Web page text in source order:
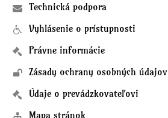
Technická podpora
Vyhlásenie o prístupnosti
Právne informácie
Zásady ochrany osobných údajov
Údaje o prevádzkovateľovi
Mapa stránok